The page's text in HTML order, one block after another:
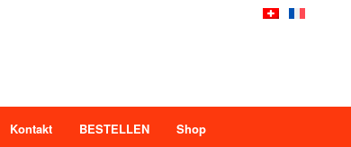
Kontakt BESTELLEN Shop